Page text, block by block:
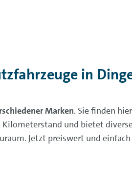
in
Marken. Sie finden
und bietet
Jetzt preiswert und